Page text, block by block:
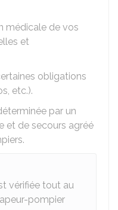
médicale de vos
et
obligations
etc.).
par un
et de secours agréé
vérifiée tout au
pompier